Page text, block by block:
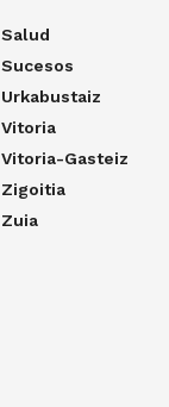
Salud
Sucesos
Urkabustaiz
Vitoria
Vitoria-Gasteiz
Zigoitia
Zuia